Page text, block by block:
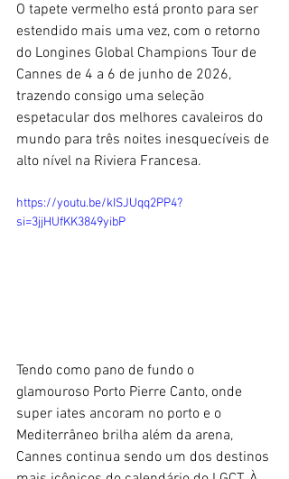
O tapete vermelho está pronto para ser
estendido mais uma vez, com o retorno
do Longines Global Champions Tour de
Cannes de 4 a 6 de junho de 2026,
trazendo consigo uma seleção
espetacular dos melhores cavaleiros do
mundo para três noites inesquecíveis de
alto nível na Riviera Francesa.
https://youtu.be/kISJUqq2PP4?
si=3jjHUfKK3849yibP
Tendo como pano de fundo o
glamouroso Porto Pierre Canto, onde
super iates ancoram no porto e o
Mediterrâneo brilha além da arena,
Cannes continua sendo um dos destinos